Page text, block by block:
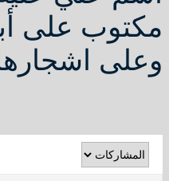
مكتوب على
وعلى